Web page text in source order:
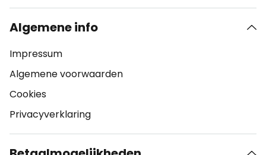
Algemene info
Impressum
Algemene voorwaarden
Cookies
Privacyverklaring